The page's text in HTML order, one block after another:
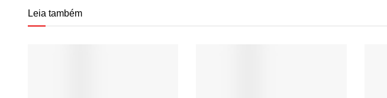
Leia também